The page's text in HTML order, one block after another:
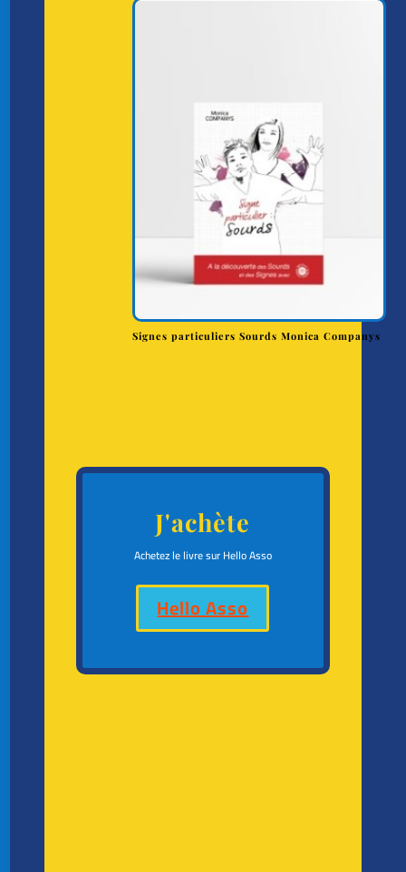
Signes particuliers Sourds Monica Companys
J'achète
Achetez le livre sur Hello Asso
Hello Asso